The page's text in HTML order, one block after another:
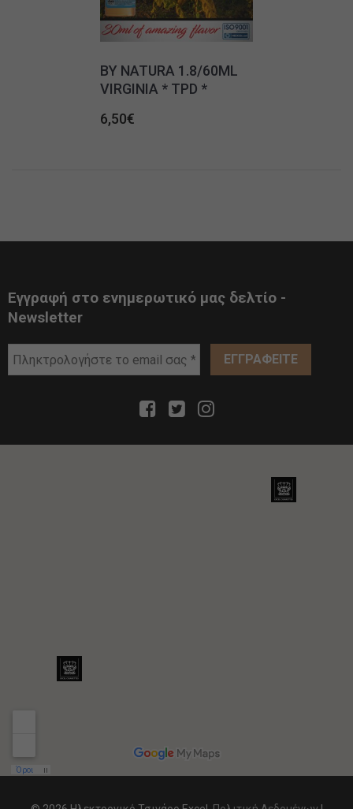
BY NATURA 1.8/60ML
VIRGINIA * TPD *
6,50€
Εγγραφή στο ενημερωτικό μας δελτίο -
Newsletter